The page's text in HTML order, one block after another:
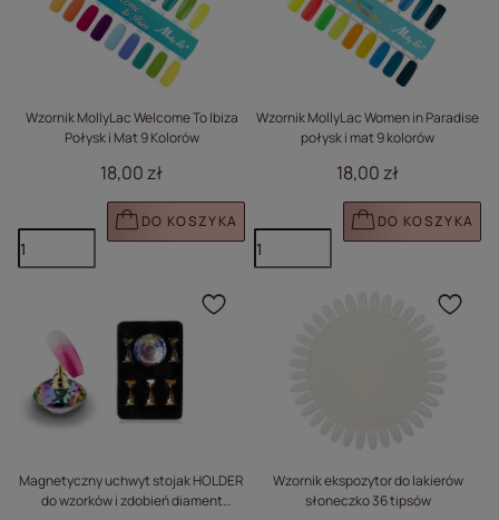
Wzornik MollyLac Welcome To Ibiza
Połysk i Mat 9 Kolorów
18,00 zł
DO KOSZYKA
Wzornik MollyLac Women in Paradise
połysk i mat 9 kolorów
18,00 zł
DO KOSZYKA
Magnetyczny uchwyt stojak HOLDER
do wzorków i zdobień diament
Kliknij, aby dodać
Wzornik ekspozytor do lakierów
słoneczko 36 tipsów